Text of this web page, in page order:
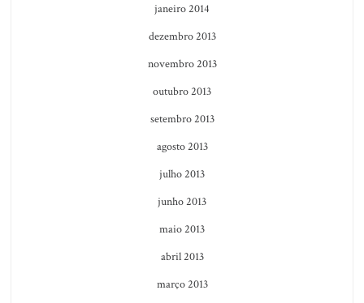
janeiro 2014
dezembro 2013
novembro 2013
outubro 2013
setembro 2013
agosto 2013
julho 2013
junho 2013
maio 2013
abril 2013
março 2013